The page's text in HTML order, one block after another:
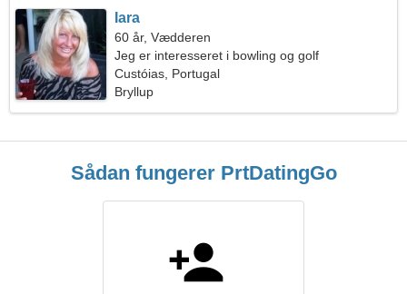
Iara
60 år, Vædderen
Jeg er interesseret i bowling og golf
Custóias, Portugal
Bryllup
Sådan fungerer PrtDatingGo